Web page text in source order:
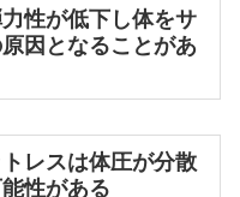
性が低下し体をサ
因となることがあ
レスは体圧が分散
性がある